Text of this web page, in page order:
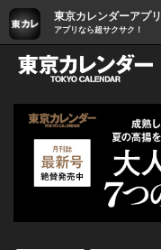
東京カレンダーアプリ
アプリなら超サクサク！